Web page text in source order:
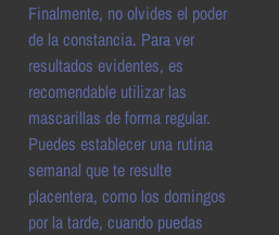
Finalmente, no olvides el poder
de la constancia. Para ver
resultados evidentes, es
recomendable utilizar las
mascarillas de forma regular.
Puedes establecer una rutina
semanal que te resulte
placentera, como los domingos
por la tarde, cuando puedas